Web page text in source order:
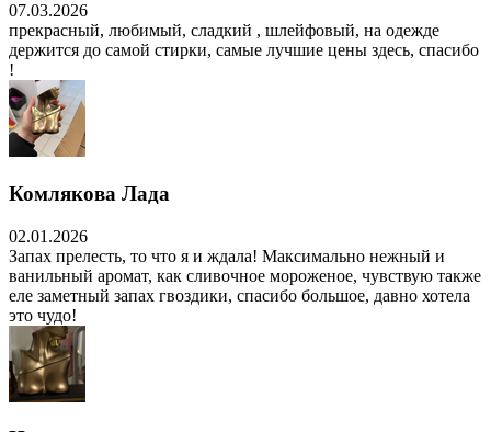
07.03.2026
прекрасный, любимый, сладкий , шлейфовый, на одежде
держится до самой стирки, самые лучшие цены здесь, спасибо
!
Комлякова Лада
02.01.2026
Запах прелесть, то что я и ждала! Максимально нежный и
ванильный аромат, как сливочное мороженое, чувствую также
еле заметный запах гвоздики, спасибо большое, давно хотела
это чудо!